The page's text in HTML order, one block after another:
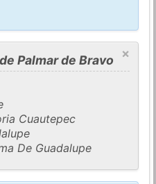
×
Palmar de Bravo
Cuautepec
De Guadalupe